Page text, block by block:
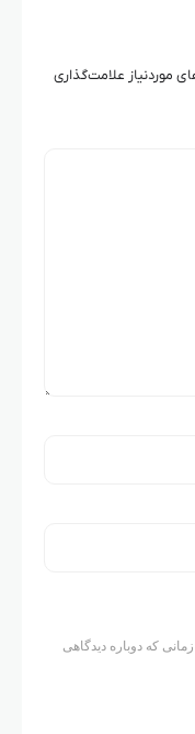
موردنیاز علامت‌گذاری
که دوباره دیدگاهی